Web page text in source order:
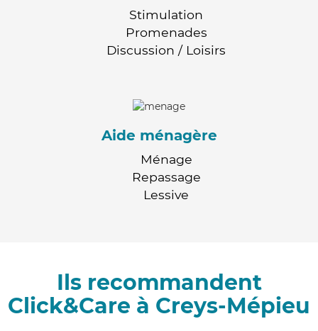
Stimulation
Promenades
Discussion / Loisirs
Aide ménagère
Ménage
Repassage
Lessive
Ils recommandent
Click&Care à Creys-Mépieu